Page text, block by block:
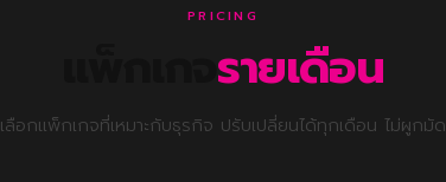
PRICING
รายเดือน
เลือกแพ็กเกจที่เหมาะกับธุรกิจ ปรับเปลี่ยนได้ทุกเดือน ไม่ผูกมัด